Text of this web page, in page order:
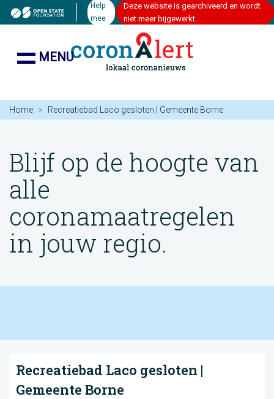
Help
mee
Deze website is gearchiveerd en wordt
niet meer bijgewerkt.
MENU
Home Recreatiebad Laco gesloten | Gemeente Borne
Blijf op de hoogte van
alle
coronamaatregelen
in jouw regio.
Recreatiebad Laco gesloten |
Gemeente Borne